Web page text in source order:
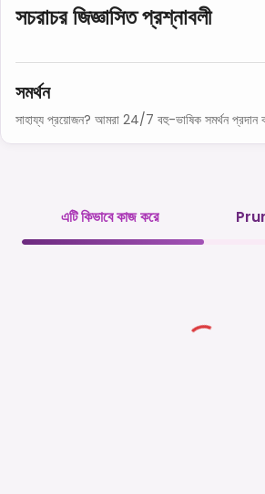
সচরাচর জিজ্ঞাসিত প্রশ্নাবলী
সমর্থন
সাহায্য প্রয়োজন? আমরা 24/7 বহু-ভাষিক সমর্থন প্রদান
এটি কিভাবে কাজ করে